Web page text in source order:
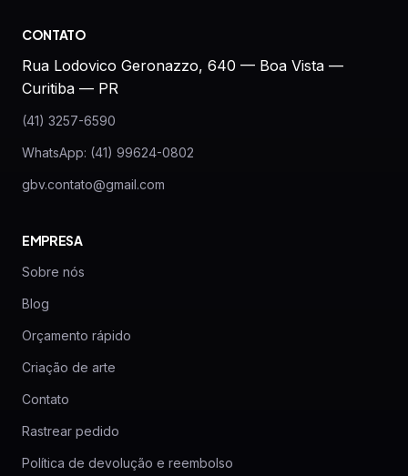
CONTATO
Rua Lodovico Geronazzo, 640 — Boa Vista —
Curitiba — PR
(41) 3257-6590
WhatsApp: (41) 99624-0802
gbv.contato@gmail.com
EMPRESA
Sobre nós
Blog
Orçamento rápido
Criação de arte
Contato
Rastrear pedido
Política de devolução e reembolso